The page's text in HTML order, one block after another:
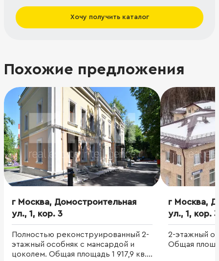
Хочу получить каталог
Похожие предложения
г Москва, Домостроительная
ул., 1, кор. 3
Полностью реконструированный 2-
этажный особняк с мансардой и
цоколем. Общая площадь 1 917,9 кв.
г Москва,
ул., 1, кор. 3
2-этажный
Общая